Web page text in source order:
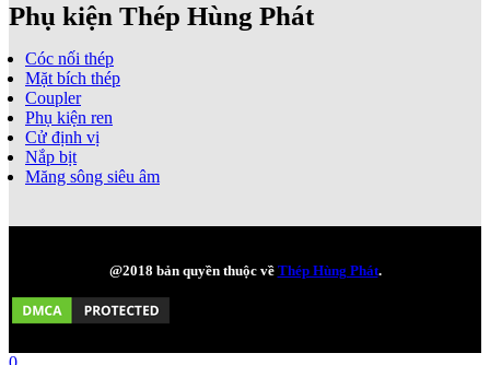
Phụ kiện Thép Hùng Phát
Cóc nối thép
Mặt bích thép
Coupler
Phụ kiện ren
Cử định vị
Nắp bịt
Măng sông siêu âm
@2018 bản quyền thuộc về Thép Hùng Phát.